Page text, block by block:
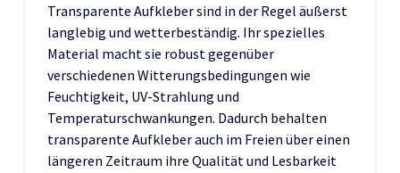
Transparente Aufkleber sind in der Regel äußerst
langlebig und wetterbeständig. Ihr spezielles
Material macht sie robust gegenüber
verschiedenen Witterungsbedingungen wie
Feuchtigkeit, UV-Strahlung und
Temperaturschwankungen. Dadurch behalten
transparente Aufkleber auch im Freien über einen
längeren Zeitraum ihre Qualität und Lesbarkeit